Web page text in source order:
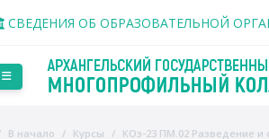
СВЕДЕНИЯ ОБ ОБРАЗОВАТЕЛЬНОЙ
Боковая панель
В начало Курсы КОз-23 ПМ.02 Разведение и